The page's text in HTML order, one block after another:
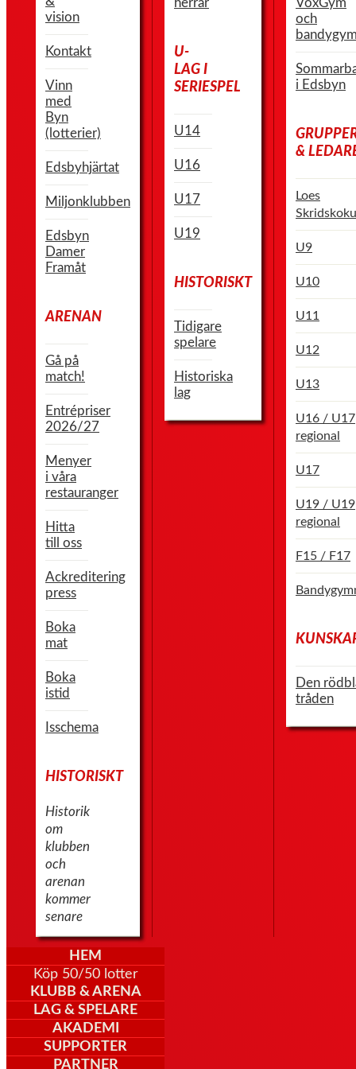
vision
Kontakt
Vinn
med
Byn
(lotterier)
Edsbyhjärtat
Miljonklubben
Edsbyn
Damer
Framåt
ARENAN
Gå på
match!
Entrépriser
2026/27
Menyer
i våra
restauranger
Hitta
till oss
Ackreditering
press
Boka
mat
Boka
istid
Isschema
HISTORISKT
Historik
om
klubben
och
arenan
kommer
senare
herrar
U-
LAG I
SERIESPEL
U14
U16
U17
U19
HISTORISKT
Tidigare
spelare
Historiska
lag
VoxGym
och
i Edsbyn
&
Loes
Skridskokul
U9
U10
U11
U12
U13
U16 / U17
regional
U17
U19 / U19
regional
F15 / F17
Den
tråden
HEM
Köp 50/50 lotter
KLUBB & ARENA
LAG & SPELARE
AKADEMI
SUPPORTER
PARTNER